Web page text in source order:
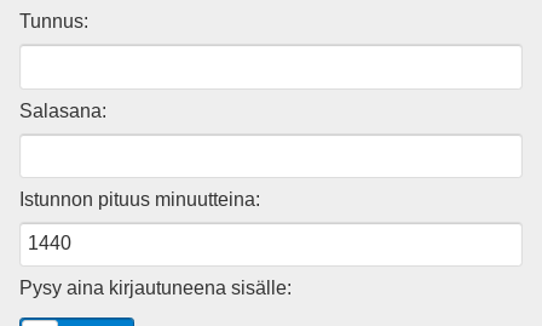
Tunnus:
Salasana:
Istunnon pituus minuutteina:
Pysy aina kirjautuneena sisälle: